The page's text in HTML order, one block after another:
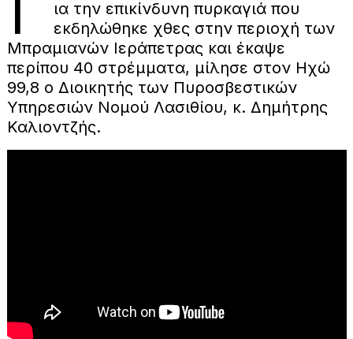
ια την επικίνδυνη πυρκαγιά που
εκδηλώθηκε χθες στην περιοχή των
Μπραμιανών Ιεράπετρας και έκαψε
περίπου 40 στρέμματα, μίλησε στον Ηχώ
99,8 ο Διοικητής των Πυροσβεστικών
Υπηρεσιών Νομού Λασιθίου, κ. Δημήτρης
Καλιοντζής.